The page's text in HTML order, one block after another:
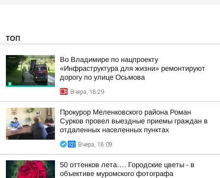
ТОП
Во Владимире по нацпроекту
«Инфраструктура для жизни» ремонтируют
дорогу по улице Осьмова
Вчера, 18:29
Прокурор Меленковского района Роман
Сурков провел выездные приемы граждан в
отдаленных населенных пунктах
Вчера, 18:09
50 оттенков лета…. Городские цветы - в
объективе муромского фотографа